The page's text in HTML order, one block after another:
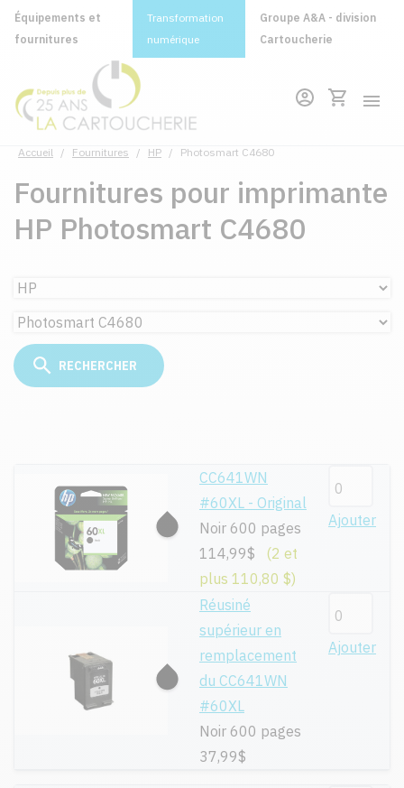
Équipements et
fournitures
Transformation
numérique
Groupe A&A - division
Cartoucherie
Accueil / Fournitures / HP / Photosmart C4680
Fournitures pour imprimante
HP Photosmart C4680
CC641WN
#60XL - Original
Noir 600 pages
114,99$
(2 et
plus 110,80 $)
Ajouter
Réusiné
supérieur en
remplacement
du CC641WN
#60XL
Noir 600 pages
37,99$
Ajouter